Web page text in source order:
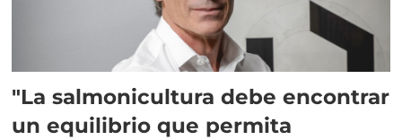
"La salmonicultura debe encontrar
un equilibrio que permita